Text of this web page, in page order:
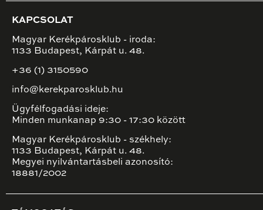
KAPCSOLAT
Magyar Kerékpárosklub - iroda:
1133 Budapest, Kárpát u. 48.
+36 (1) 3150590
info@kerekparosklub.hu
Ügyfélfogadási ideje:
Minden munkanap 9:30 - 17:30 között
Magyar Kerékpárosklub - székhely:
1133 Budapest, Kárpát u. 48.
Megyei nyilvántartásbeli azonosító:
18881/2002